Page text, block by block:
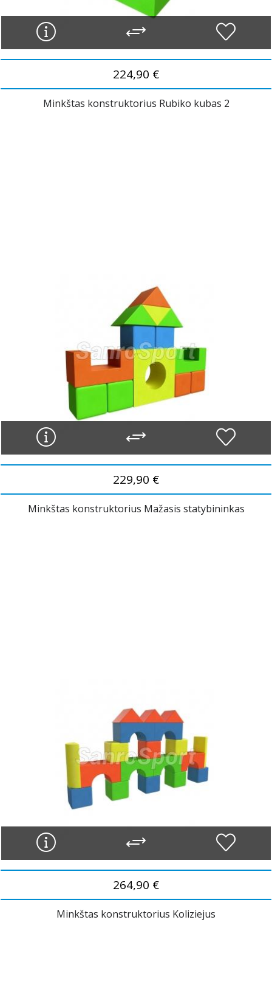
224,90 €
Minkštas konstruktorius Rubiko kubas 2
229,90 €
Minkštas konstruktorius Mažasis statybininkas
264,90 €
Minkštas konstruktorius Koliziejus